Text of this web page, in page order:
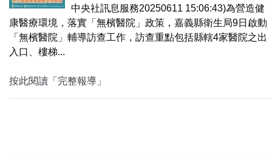
中央社訊息服務20250611 15:06:43)為營造健
康醫療環境，落實「無檳醫院」政策，嘉義縣衛生局9日啟動
「無檳醫院」輔導訪查工作，訪查重點包括縣轄4家醫院之出
入口、樓梯...
按此閱讀「完整報導」